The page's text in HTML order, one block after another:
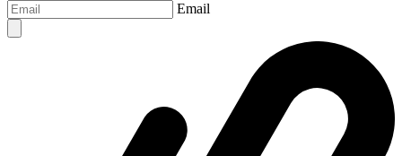
Email